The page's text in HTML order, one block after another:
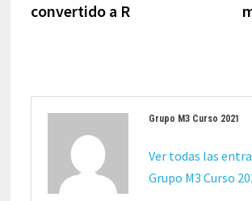
convertido a R
Grupo M3 Curso 2021
Ver todas las
Grupo M3 Curso